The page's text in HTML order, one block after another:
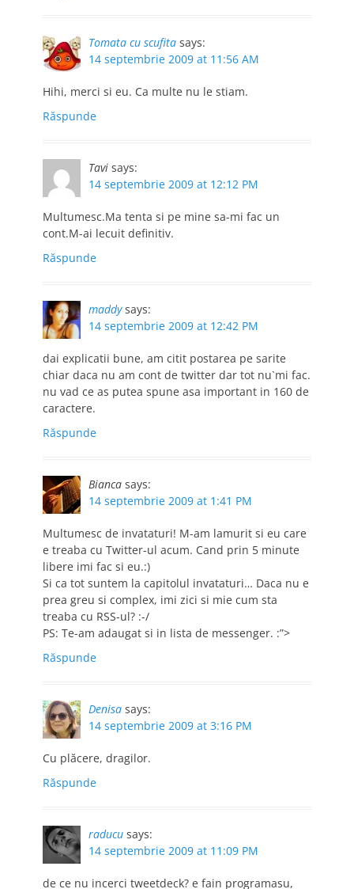
Tomata cu scufita says:
14 septembrie 2009 at 11:56 AM
Hihi, merci si eu. Ca multe nu le stiam.
Răspunde
Tavi says:
14 septembrie 2009 at 12:12 PM
Multumesc.Ma tenta si pe mine sa-mi fac un
cont.M-ai lecuit definitiv.
Răspunde
maddy says:
14 septembrie 2009 at 12:42 PM
dai explicatii bune, am citit postarea pe sarite
chiar daca nu am cont de twitter dar tot nu`mi fac.
nu vad ce as putea spune asa important in 160 de
caractere.
Răspunde
Bianca says:
14 septembrie 2009 at 1:41 PM
Multumesc de invataturi! M-am lamurit si eu care
e treaba cu Twitter-ul acum. Cand prin 5 minute
libere imi fac si eu.:)
Si ca tot suntem la capitolul invataturi… Daca nu e
prea greu si complex, imi zici si mie cum sta
treaba cu RSS-ul? :-/
PS: Te-am adaugat si in lista de messenger. :”>
Răspunde
Denisa says:
14 septembrie 2009 at 3:16 PM
Cu plăcere, dragilor.
Răspunde
raducu says:
14 septembrie 2009 at 11:09 PM
de ce nu incerci tweetdeck? e fain programasu,